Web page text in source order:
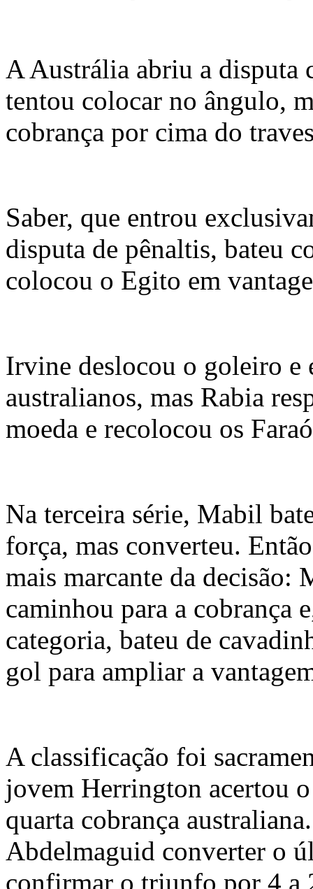
A Austrália abriu a disputa
tentou colocar no ângulo,
cobrança por cima do
Saber, que entrou
disputa de pênaltis, bateu
colocou o Egito em
Irvine deslocou o goleiro e
australianos, mas Rabia
moeda e recolocou os
Na terceira série, Mabil
força, mas converteu.
mais marcante da decisão:
caminhou para a cobrança
categoria, bateu de
gol para ampliar a
A classificação foi
jovem Herrington acertou o
quarta cobrança
Abdelmaguid converter o
confirmar o triunfo por 4 a